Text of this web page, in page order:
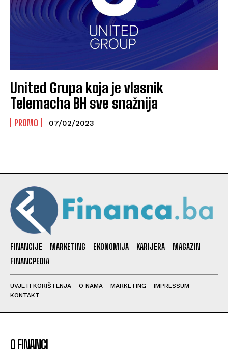
United Grupa koja je vlasnik
Telemacha BH sve snažnija
PROMO 07/02/2023
FINANCIJE MARKETING EKONOMIJA KARIJERA
MAGAZIN
FINANCPEDIA
UVJETI KORIŠTENJA O NAMA MARKETING
IMPRESSUM
KONTAKT
O FINANCI